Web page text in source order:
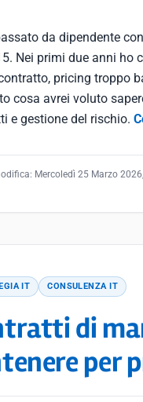
da dipendente
Nei primi due anni ho
pricing troppo
cosa avrei voluto
e gestione del rischio.
Mercoledì 25 Marzo
IT CONSULENZA IT
di
per